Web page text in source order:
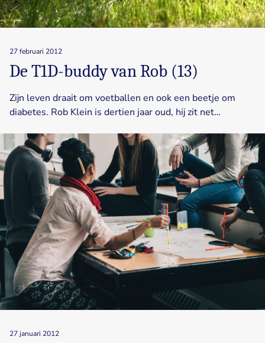
27 februari 2012
De T1D-buddy van Rob (13)
Zijn leven draait om voetballen en ook een beetje om
diabetes. Rob Klein is dertien jaar oud, hij zit net…
27 januari 2012